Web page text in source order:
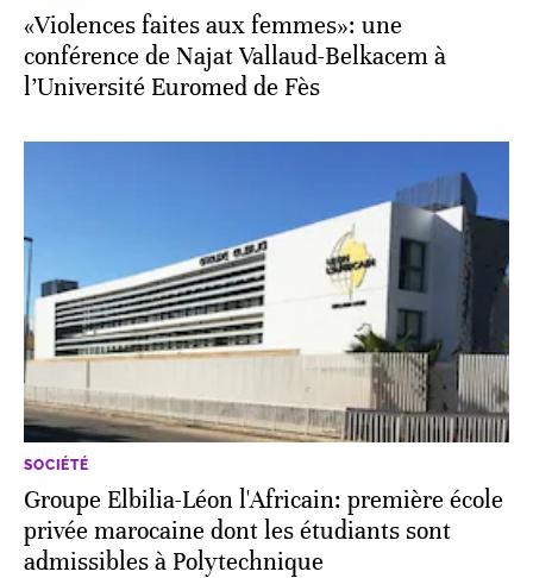
«Violences faites aux femmes»: une
conférence de Najat Vallaud-Belkacem à
l’Université Euromed de Fès
SOCIÉTÉ
Groupe Elbilia-Léon l'Africain: première école
privée marocaine dont les étudiants sont
admissibles à Polytechnique